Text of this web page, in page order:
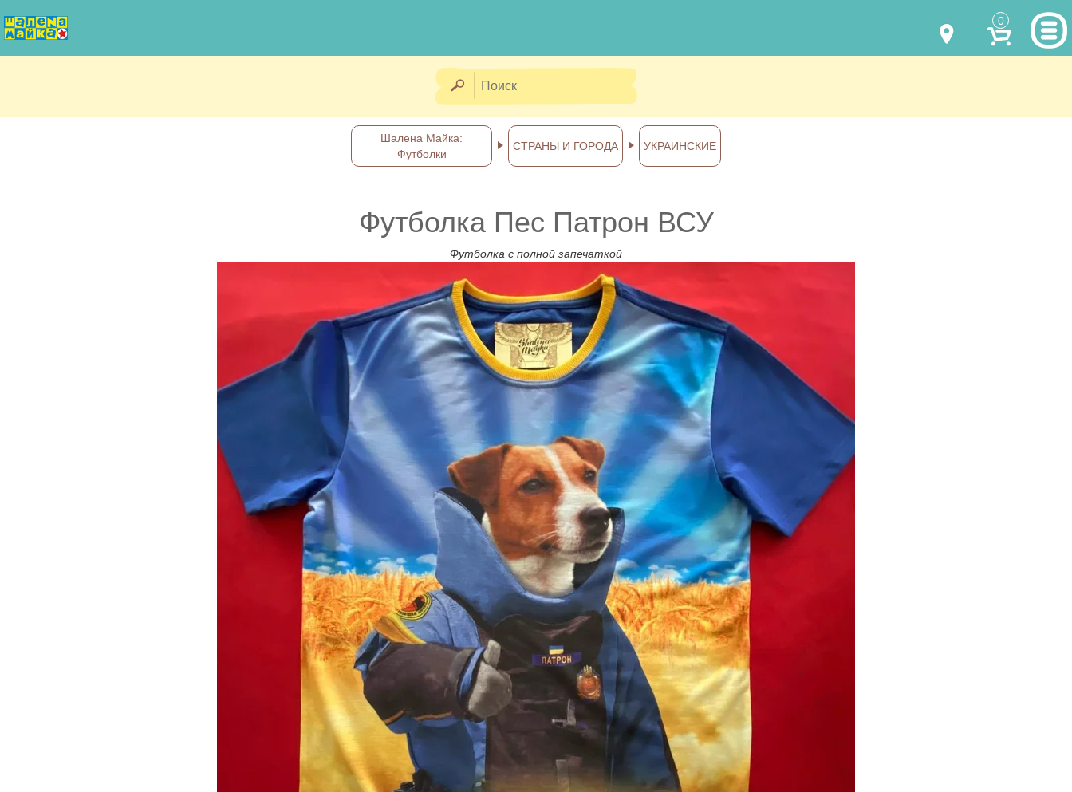
0
Шалена Майка:
Футболки
СТРАНЫ И ГОРОДА УКРАИНСКИЕ
Футболка Пес Патрон ВСУ
Футболка с полной запечаткой